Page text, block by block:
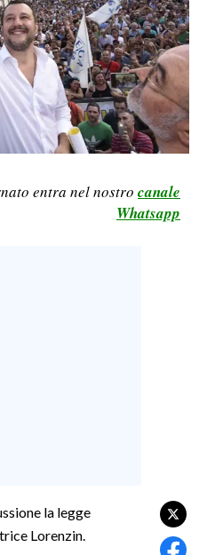
entra nel nostro canale
Whatsapp
la legge
Lorenzin.